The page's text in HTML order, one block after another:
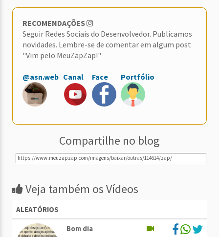
RECOMENDAÇÕES
Seguir Redes Sociais do Desenvolvedor. Publicamos
novidades. Lembre-se de comentar em algum post
"Vim pelo MeuZapZap!"
@asn.web Canal Face Portfólio
Compartilhe no blog
Veja também os Vídeos
ALEATÓRIOS
Bom dia